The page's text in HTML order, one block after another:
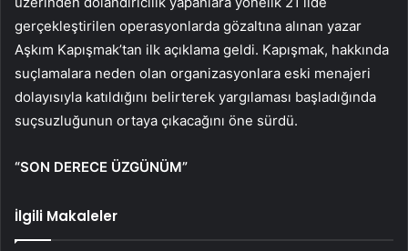
gerçekleştirilen operasyonlarda gözaltına alınan yazar
Aşkım Kapışmak’tan ilk açıklama geldi. Kapışmak, hakkında
suçlamalara neden olan organizasyonlara eski menajeri
dolayısıyla katıldığını belirterek yargılaması başladığında
suçsuzluğunun ortaya çıkacağını öne sürdü.
“SON DERECE ÜZGÜNÜM”
İlgili Makaleler